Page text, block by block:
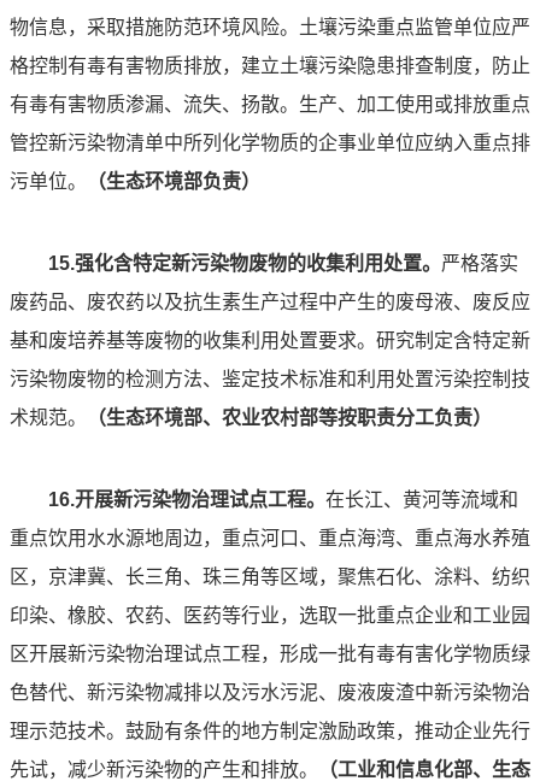
物信息，采取措施防范环境风险。土壤污染重点监管单位应严
格控制有毒有害物质排放，建立土壤污染隐患排查制度，防止
有毒有害物质渗漏、流失、扬散。生产、加工使用或排放重点
管控新污染物清单中所列化学物质的企事业单位应纳入重点排
污单位。
（生态环境部负责）
15.强化含特定新污染物废物的收集利用处置。 严格落实
废药品、废农药以及抗生素生产过程中产生的废母液、废反应
基和废培养基等废物的收集利用处置要求。研究制定含特定新
污染物废物的检测方法、鉴定技术标准和利用处置污染控制技
术规范。
（生态环境部、农业农村部等按职责分工负责）
16.开展新污染物治理试点工程。 在长江、黄河等流域和
重点饮用水水源地周边，重点河口、重点海湾、重点海水养殖
区，京津冀、长三角、珠三角等区域，聚焦石化、涂料、纺织
印染、橡胶、农药、医药等行业，选取一批重点企业和工业园
区开展新污染物治理试点工程，形成一批有毒有害化学物质绿
色替代、新污染物减排以及污水污泥、废液废渣中新污染物治
理示范技术。鼓励有条件的地方制定激励政策，推动企业先行
先试，减少新污染物的产生和排放。
（工业和信息化部、生态